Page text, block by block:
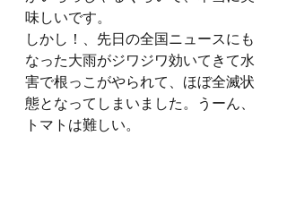
味しいです。
しかし！、先日の全国ニュースにも
なった大雨がジワジワ効いてきて水
害で根っこがやられて、ほぼ全滅状
態となってしまいました。うーん、
トマトは難しい。